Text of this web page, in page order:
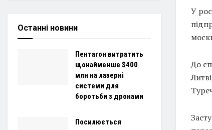
У
До
Останні новини
Пентагон витратить
щонайменше $400
млн на лазерні
системи для
боротьби з дронами
Посилюється